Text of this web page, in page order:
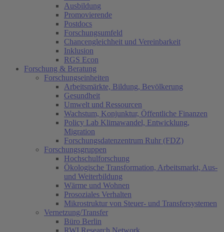
Ausbildung
Promovierende
Postdocs
Forschungsumfeld
Chancengleichheit und Vereinbarkeit
Inklusion
RGS Econ
Forschung & Beratung
Forschungseinheiten
Arbeitsmärkte, Bildung, Bevölkerung
Gesundheit
Umwelt und Ressourcen
Wachstum, Konjunktur, Öffentliche Finanzen
Policy Lab Klimawandel, Entwicklung,
Migration
Forschungsdatenzentrum Ruhr (FDZ)
Forschungsgruppen
Hochschulforschung
Ökologische Transformation, Arbeitsmarkt, Aus-
und Weiterbildung
Wärme und Wohnen
Prosoziales Verhalten
Mikrostruktur von Steuer- und Transfersystemen
Vernetzung/Transfer
Büro Berlin
RWI Research Network